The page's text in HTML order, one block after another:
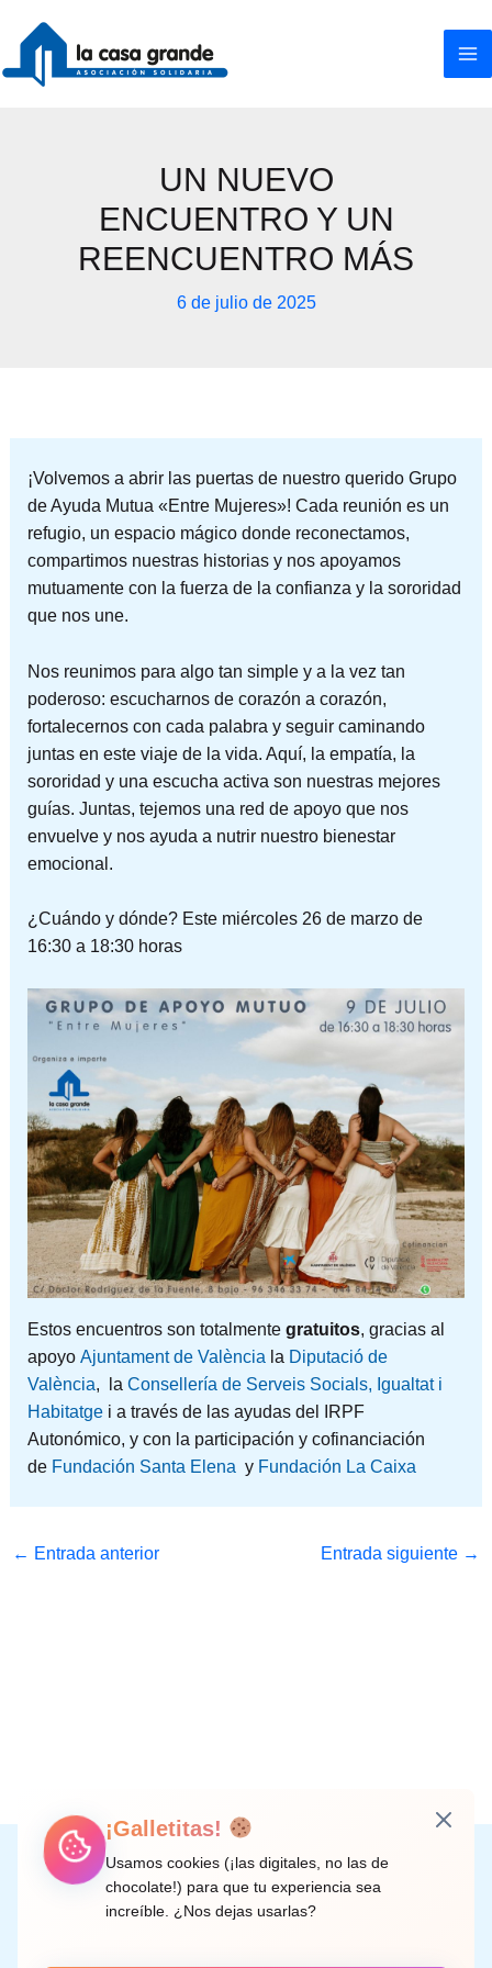
contenido
UN NUEVO
ENCUENTRO Y UN
REENCUENTRO MÁS
6 de julio de 2025
¡Volvemos a abrir las puertas de nuestro querido Grupo
de Ayuda Mutua «Entre Mujeres»! Cada reunión es un
refugio, un espacio mágico donde reconectamos,
compartimos nuestras historias y nos apoyamos
mutuamente con la fuerza de la confianza y la sororidad
que nos une.
Nos reunimos para algo tan simple y a la vez tan
poderoso: escucharnos de corazón a corazón,
fortalecernos con cada palabra y seguir caminando
juntas en este viaje de la vida. Aquí, la empatía, la
sororidad y una escucha activa son nuestras mejores
guías. Juntas, tejemos una red de apoyo que nos
envuelve y nos ayuda a nutrir nuestro bienestar
emocional.
¿Cuándo y dónde? Este miércoles 26 de marzo de
16:30 a 18:30 horas
Estos encuentros son totalmente gratuitos, gracias al
apoyo Ajuntament de València la Diputació de
València, la Consellería de Serveis Socials, Igualtat i
Habitatgei a través de las ayudas del IRPF
Autonómico, y con la participación y cofinanciación
de Fundación Santa Elena y Fundación La Caixa
← Entrada anterior Entrada siguiente →
Instagram
Facebook
X LinkedIn
Correo electrónico
¡Galletitas!
Usamos cookies (¡las digitales, no las de
chocolate!) para que tu experiencia sea
increíble. ¿Nos dejas usarlas?